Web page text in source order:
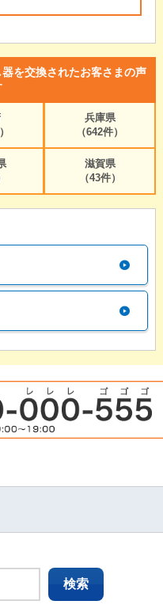
を交換されたお客さまの声
兵庫県
（642件）
滋賀県
（43件）